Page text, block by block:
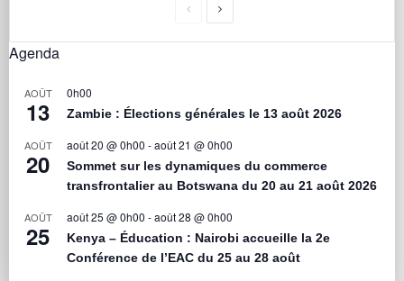
Agenda
AOÛT
13
0h00
Zambie : Élections générales le 13 août 2026
AOÛT
20
août 20 @ 0h00 -août 21 @ 0h00
Sommet sur les dynamiques du commerce
transfrontalier au Botswana du 20 au 21 août 2026
AOÛT
25
août 25 @ 0h00 -août 28 @ 0h00
Kenya – Éducation : Nairobi accueille la 2e
Conférence de l’EAC du 25 au 28 août